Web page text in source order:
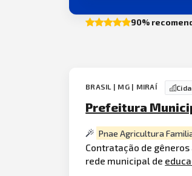
90%
BRASIL | MG | MIRAÍ
Prefeitura
Pnae Agricultura
Contratação de
rede municipal de